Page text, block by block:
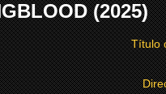
(2025)
Título